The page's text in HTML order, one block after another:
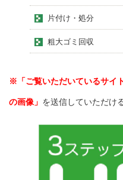
片付け・処分
粗大ゴミ回収
※「ご覧いただいているサイ
の画像」 を送信していただけ